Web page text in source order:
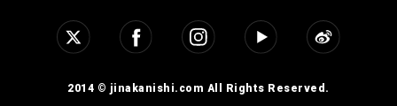
2014 © jinakanishi.com All Rights Reserved.